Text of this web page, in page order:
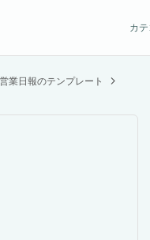
カ
営業日報のテンプレート